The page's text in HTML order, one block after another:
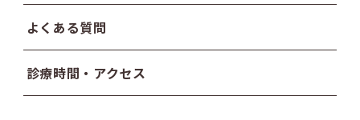
よくある質問
診療時間・アクセス